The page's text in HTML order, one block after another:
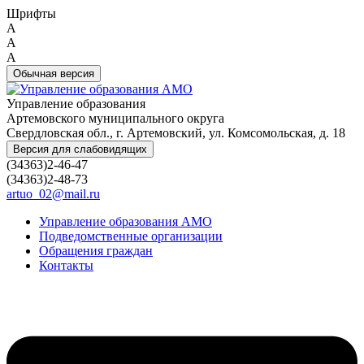
Шрифты
A
A
A
Обычная версия
Управление образования
Артемовского муниципального округа
Свердловская обл., г. Артемовский, ул. Комсомольская, д. 18
Версия для слабовидящих
(34363)2-46-47
(34363)2-48-73
artuo_02@mail.ru
Управление образования АМО
Подведомственные организации
Обращения граждан
Контакты